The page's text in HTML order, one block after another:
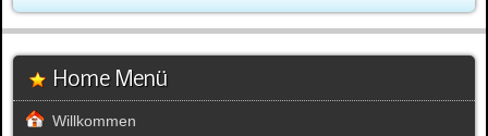
Home Menü
Willkommen